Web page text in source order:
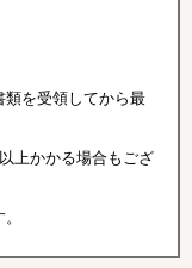
類を受領してから最
上かかる場合もござ